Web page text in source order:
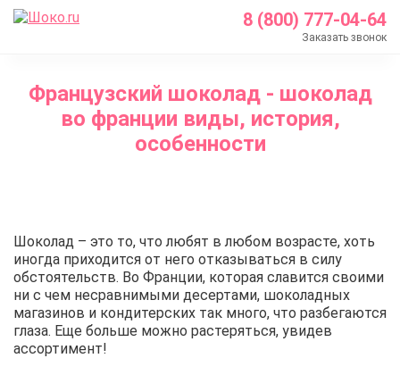
8 (800) 777-04-64
Заказать звонок
О нас
Блог
Французский шоколад - шоколад во франции
Французский шоколад - шоколад
во франции виды, история,
особенности
Шоколад – это то, что любят в любом возрасте, хоть
иногда приходится от него отказываться в силу
обстоятельств. Во Франции, которая славится своими
ни с чем несравнимыми десертами, шоколадных
магазинов и кондитерских так много, что разбегаются
глаза. Еще больше можно растеряться, увидев
ассортимент!